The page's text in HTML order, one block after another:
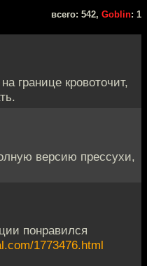
всего: 542, Goblin: 1
границе кровоточит,
версию прессухи,
понравился
1773476.html